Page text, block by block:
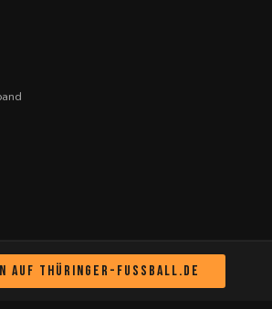
auf Thüringer-Fussball.de